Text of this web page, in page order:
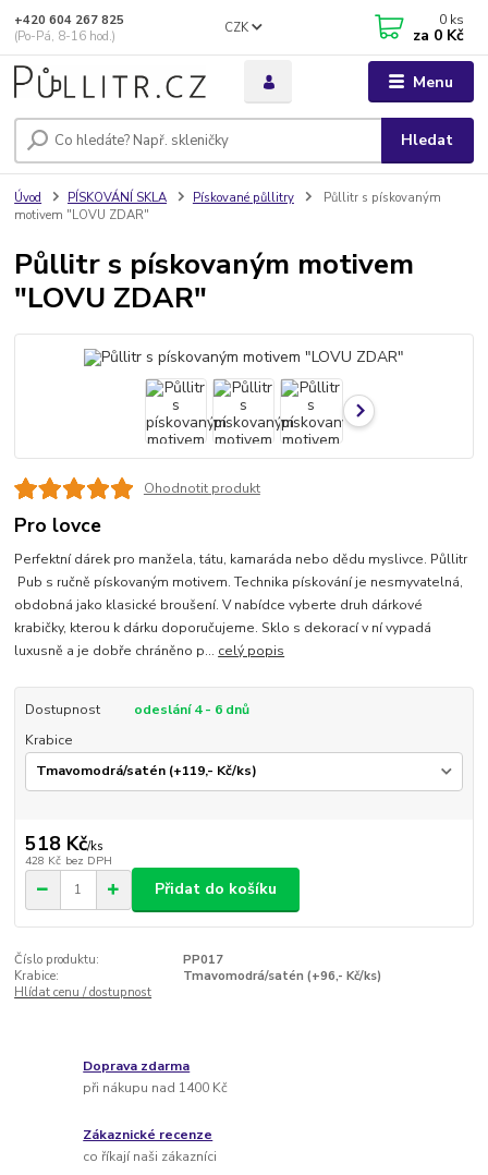
Menu
CZK
Hledat
+420 604 267 825
(Po-Pá, 8-16 hod.)
0 ks
za 0 Kč
Úvod PÍSKOVÁNÍ SKLA Pískované půllitry
Půllitr s pískovaným
motivem "LOVU ZDAR"
Půllitr s pískovaným motivem
"LOVU ZDAR"
Ohodnotit produkt
Pro lovce
Perfektní dárek pro manžela, tátu, kamaráda nebo dědu myslivce. Půllitr
Pub s ručně pískovaným motivem. Technika pískování je nesmyvatelná,
obdobná jako klasické broušení. V nabídce vyberte druh dárkové
krabičky, kterou k dárku doporučujeme. Sklo s dekorací v ní vypadá
luxusně a je dobře chráněno p... celý popis
Dostupnost
odeslání 4 - 6 dnů
Krabice
518 Kč/ks
428 Kč bez DPH
Přidat do košíku
Číslo produktu:
PP017
Krabice:
Tmavomodrá/satén (+96,- Kč/ks)
Hlídat cenu / dostupnost
Doprava zdarma
při nákupu nad 1400 Kč
Zákaznické recenze
co říkají naši zákazníci